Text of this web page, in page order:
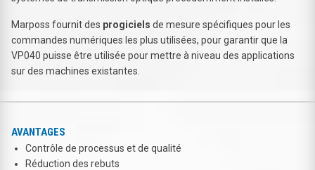
Marposs fournit des progiciels de mesure spécifiques pour les
commandes numériques les plus utilisées, pour garantir que la
VP040 puisse être utilisée pour mettre à niveau des applications
sur des machines existantes.
AVANTAGES
Contrôle de processus et de qualité
Réduction des rebuts